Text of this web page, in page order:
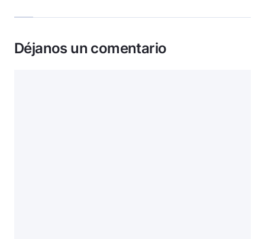
Déjanos un comentario